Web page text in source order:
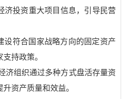
济投资重大项目信息，引导民营
设符合国家战略方向的固定资产
持政策。
济组织通过多种方式盘活存量资
资产质量和效益。